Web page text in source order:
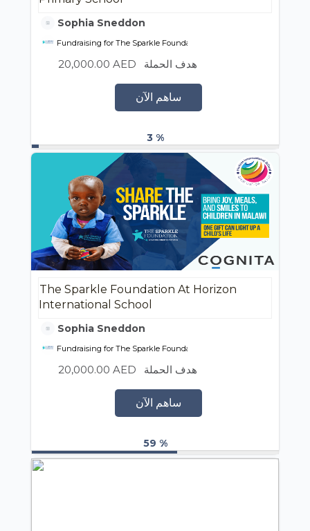
Sophia Sneddon
Fundraising for The Sparkle Foundation
هدف الحملة 20,000.00 AED
ساهم الآن
3 %
The Sparkle Foundation At Horizon
International School
Sophia Sneddon
Fundraising for The Sparkle Foundation
هدف الحملة 20,000.00 AED
ساهم الآن
59 %